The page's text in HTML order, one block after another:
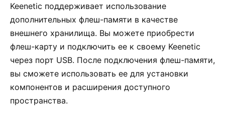
Keenetic поддерживает использование
дополнительных флеш-памяти в качестве
внешнего хранилища. Вы можете приобрести
флеш-карту и подключить ее к своему Keenetic
через порт USB. После подключения флеш-памяти,
вы сможете использовать ее для установки
компонентов и расширения доступного
пространства.